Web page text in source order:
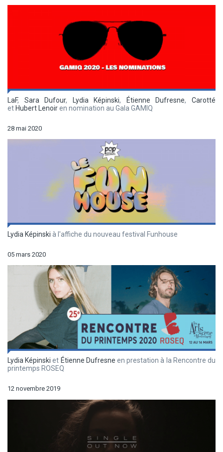
LaF, Sara Dufour, Lydia Képinski, Étienne Dufresne,Carotté
et Hubert Lenoiren nomination au Gala GAMIQ
28 mai 2020
Lydia Képinski à l'affiche du nouveau festival Funhouse
05 mars 2020
Lydia Képinski et Étienne Dufresne en prestation à la Rencontre du
printemps ROSEQ
12 novembre 2019